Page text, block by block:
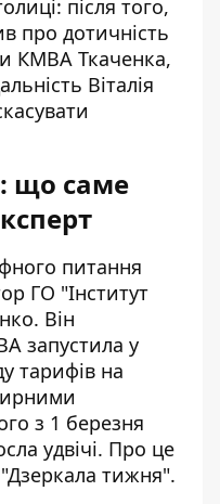
після того,
про дотичність
КМВА Ткаченка,
Віталія
що саме
питання
ГО "Інститут
Він
запустила у
тарифів на
з 1 березня
удвічі. Про це
"Дзеркала тижня".